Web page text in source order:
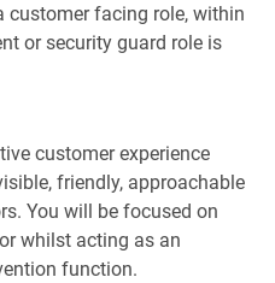
customer facing role, within
or security guard role is
customer experience
friendly, approachable
You will be focused on
whilst acting as an
function.